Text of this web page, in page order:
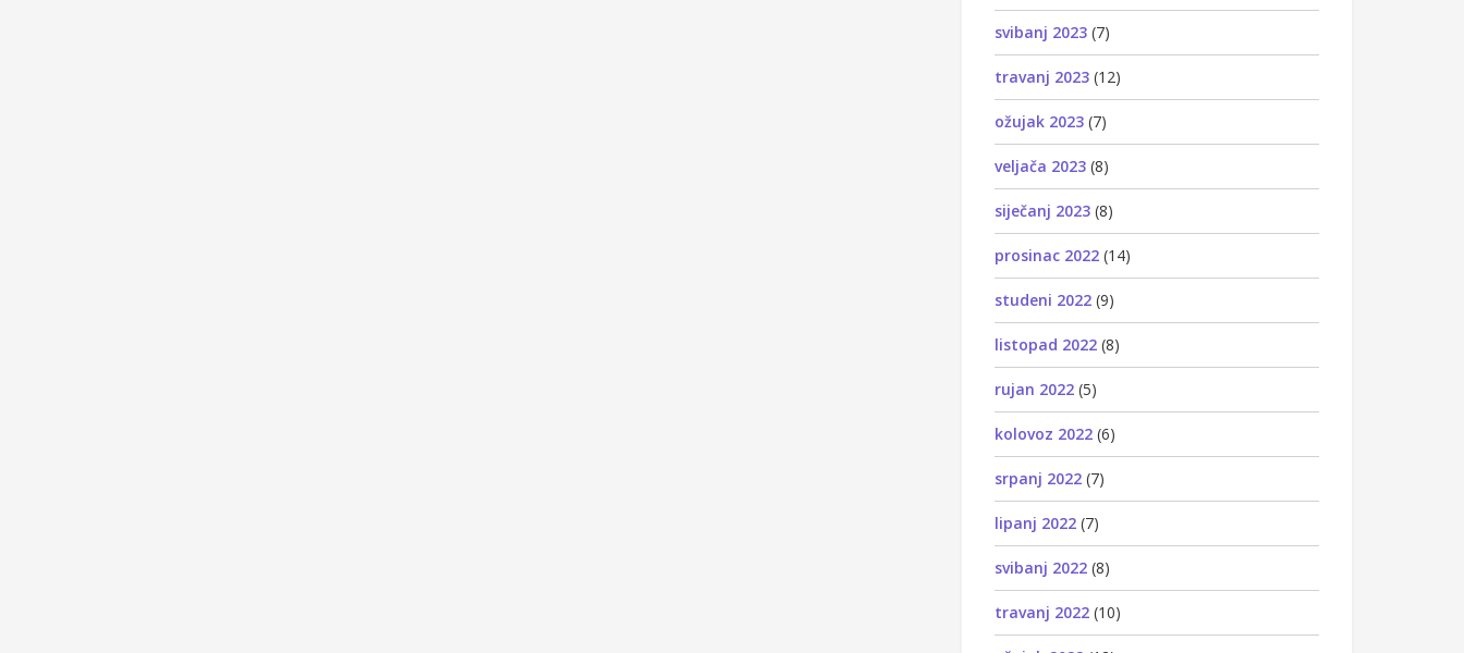
svibanj 2023 (7)
travanj 2023 (12)
ožujak 2023 (7)
veljača 2023 (8)
siječanj 2023 (8)
prosinac 2022 (14)
studeni 2022 (9)
listopad 2022 (8)
rujan 2022 (5)
kolovoz 2022 (6)
srpanj 2022 (7)
lipanj 2022 (7)
svibanj 2022 (8)
travanj 2022 (10)